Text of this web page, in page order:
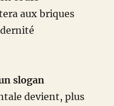
aux briques
slogan
devient, plus